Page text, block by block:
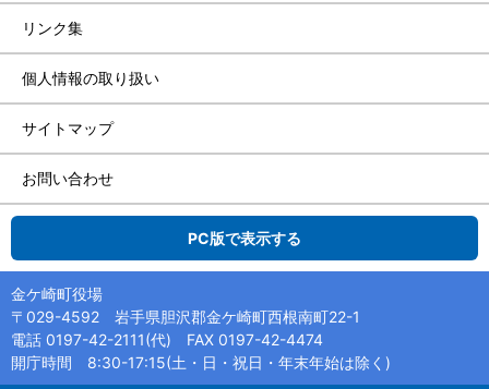
リンク集
個人情報の取り扱い
サイトマップ
お問い合わせ
PC版で表示する
金ケ崎町役場
〒029-4592 岩手県胆沢郡金ケ崎町西根南町22-1
電話 0197-42-2111(代) FAX 0197-42-4474
開庁時間 8:30-17:15(土・日・祝日・年末年始は除く)